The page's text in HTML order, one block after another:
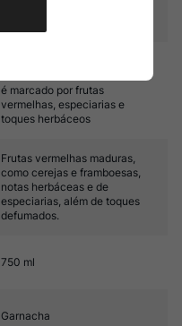
é marcado por frutas
vermelhas, especiarias e
toques herbáceos
Frutas vermelhas maduras,
como cerejas e framboesas,
notas herbáceas e de
especiarias, além de toques
defumados.
750 ml
Garnacha